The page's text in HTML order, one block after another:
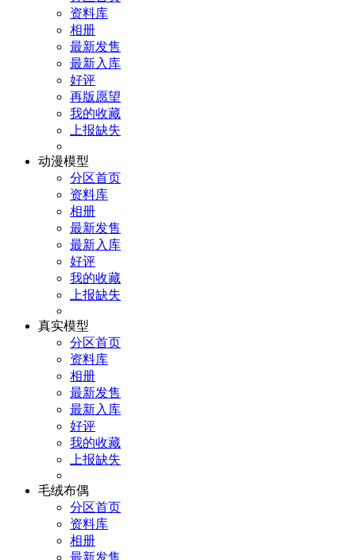
资料库
相册
最新发售
最新入库
好评
再版愿望
我的收藏
上报缺失
动漫模型
分区首页
资料库
相册
最新发售
最新入库
好评
我的收藏
上报缺失
真实模型
分区首页
资料库
相册
最新发售
最新入库
好评
我的收藏
上报缺失
毛绒布偶
分区首页
资料库
相册
最新发售